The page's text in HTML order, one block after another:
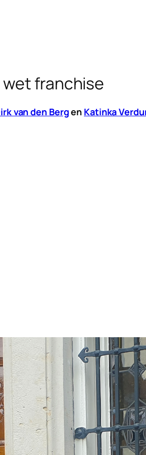
franchise
van den Bergen Katinka